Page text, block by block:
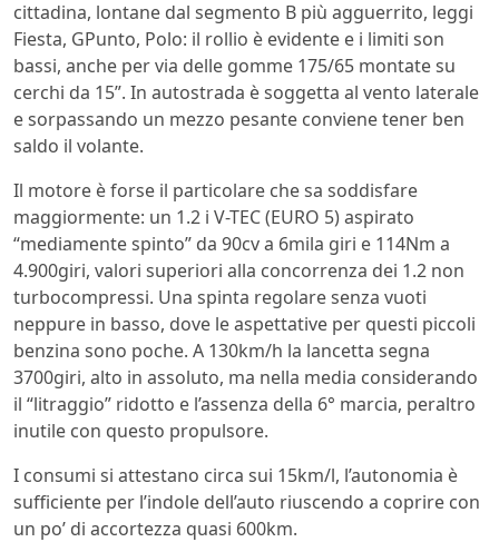
cittadina, lontane dal segmento B più agguerrito, leggi
Fiesta, GPunto, Polo: il rollio è evidente e i limiti son
bassi, anche per via delle gomme 175/65 montate su
cerchi da 15”. In autostrada è soggetta al vento laterale
e sorpassando un mezzo pesante conviene tener ben
saldo il volante.
Il motore è forse il particolare che sa soddisfare
maggiormente: un 1.2 i V-TEC (EURO 5) aspirato
“mediamente spinto” da 90cv a 6mila giri e 114Nm a
4.900giri, valori superiori alla concorrenza dei 1.2 non
turbocompressi. Una spinta regolare senza vuoti
neppure in basso, dove le aspettative per questi piccoli
benzina sono poche. A 130km/h la lancetta segna
3700giri, alto in assoluto, ma nella media considerando
il “litraggio” ridotto e l’assenza della 6° marcia, peraltro
inutile con questo propulsore.
I consumi si attestano circa sui 15km/l, l’autonomia è
sufficiente per l’indole dell’auto riuscendo a coprire con
un po’ di accortezza quasi 600km.